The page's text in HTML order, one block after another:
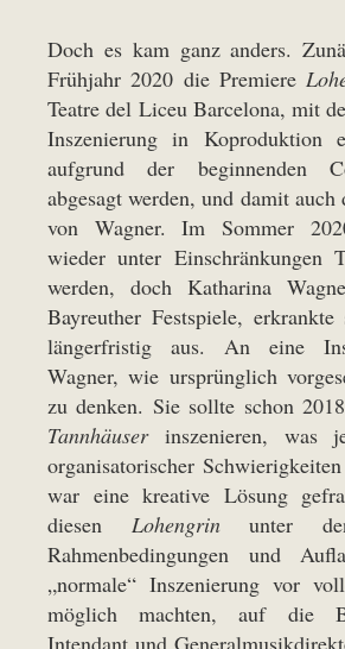
Doch es kam ganz anders.
Frühjahr 2020 die Premiere
Teatre del Liceu Barcelona, mit
Inszenierung in Koproduktion
aufgrund der beginnenden
abgesagt werden, und damit
von Wagner. Im Sommer
wieder unter Einschränkungen
werden, doch Katharina
Bayreuther Festspiele,
längerfristig aus. An eine
Wagner, wie ursprünglich
zu denken. Sie sollte schon
Tannhäuserinszenieren, was
organisatorischer
war eine kreative Lösung
diesen Lohengrinunter den
Rahmenbedingungen und
„normale“ Inszenierung vor
möglich machten, auf die
Intendant und